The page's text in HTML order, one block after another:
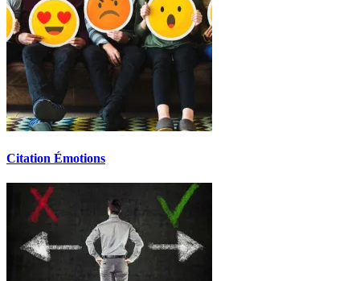
Citation Émotions